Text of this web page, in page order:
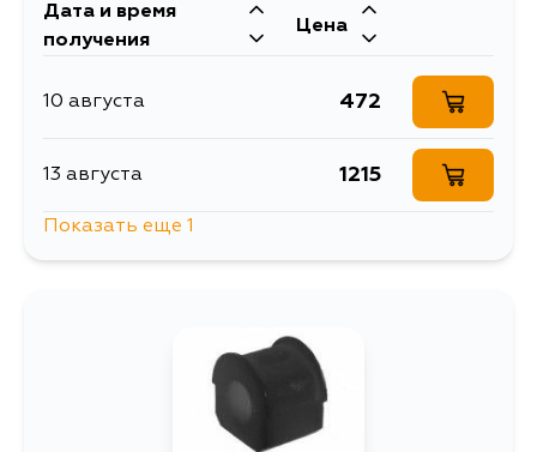
Дата и время
получения
Цена
10 августа 472
13 августа 1215
Показать еще 1